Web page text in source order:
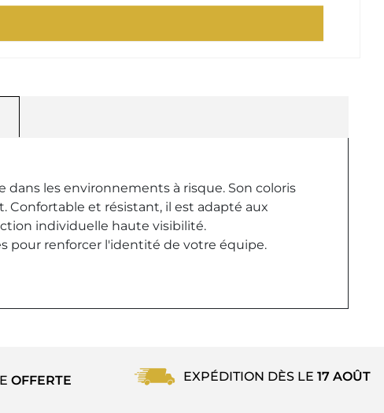
les environnements à risque. Son coloris
Confortable et résistant, il est adapté aux
individuelle haute visibilité.
pour renforcer l'identité de votre équipe.
OFFERTE EXPÉDITION DÈS LE 17 AOÛT